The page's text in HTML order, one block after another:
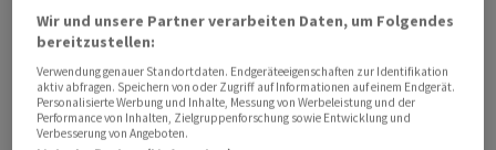
Vor diesem Hintergrund erhob die Verbraucherzentrale
im Dezember 2025 eine Sammelklage (Az. I-13 VKl 1/25)
beim zuständigen Oberlandesgericht Hamm. Das
Bundesamt für Justiz öffnete im Januar ein
Wir und unsere Partner verarbeiten Daten, um Folgendes
bereitzustellen:
Verwendung genauer Standortdaten. Endgeräteeigenschaften zur Identifikation
aktiv abfragen. Speichern von oder Zugriff auf Informationen auf einem Endgerät.
Personalisierte Werbung und Inhalte, Messung von Werbeleistung und der
Performance von Inhalten, Zielgruppenforschung sowie Entwicklung und
Verbesserung von Angeboten.